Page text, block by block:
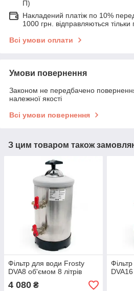
П)
Накладений платіж по 10%
1000 грн. відправляються
Всі умови оплати
Умови повернення
Законом не передбачено
належної якості
Всі умови повернення
З цим товаром також
Фільтр для води Frosty
DVA8 об'ємом 8 літрів
4 080 ₴